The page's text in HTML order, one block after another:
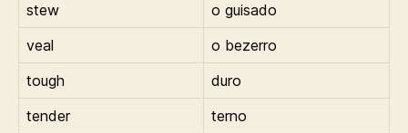
stew
o guisado
veal
o bezerro
tough
duro
tender
terno